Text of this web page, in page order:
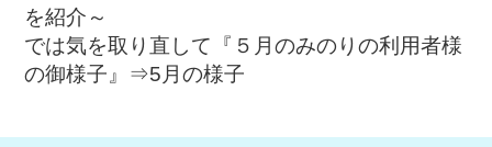
を紹介～
では気を取り直して『５月のみのりの利用者様
の御様子』⇒5月の様子